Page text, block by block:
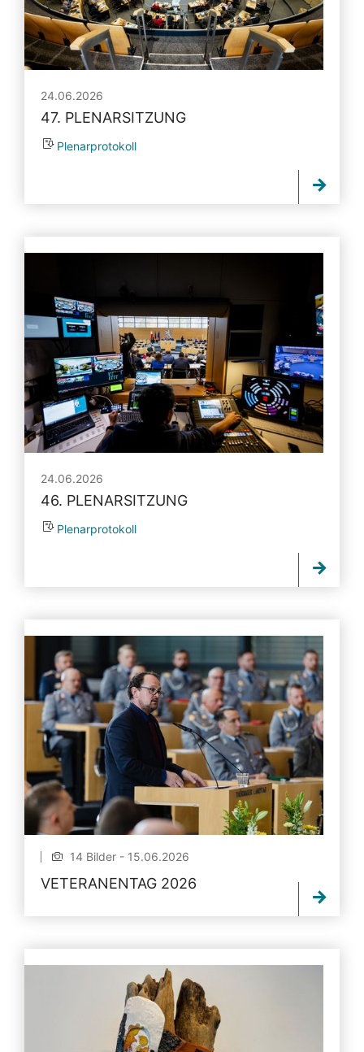
24.06.2026
47. PLENARSITZUNG
Plenarprotokoll
24.06.2026
46. PLENARSITZUNG
Plenarprotokoll
14 Bilder - 15.06.2026
VETERANENTAG 2026